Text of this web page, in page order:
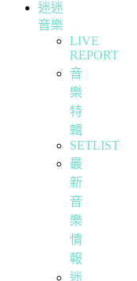
迷迷
音樂
LIVE
REPORT
音
樂
特
輯
SETLIST
最
新
音
樂
情
報
迷